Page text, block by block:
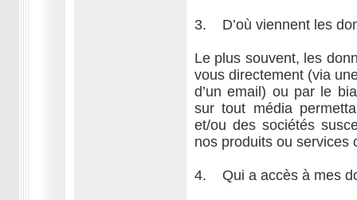
3. D’où viennent les
Le plus souvent, les
vous directement (via
d’un email) ou par le
sur tout média
et/ou des sociétés
nos produits ou services
4. Qui a accès à mes